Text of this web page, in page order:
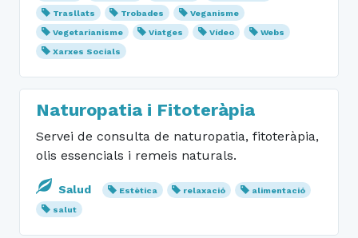
Trasllats
Trobades
Veganisme
Vegetarianisme
Viatges Vídeo
Webs
Xarxes Socials
Naturopatia i Fitoteràpia
Servei de consulta de naturopatia, fitoteràpia,
olis essencials i remeis naturals.
Salud Estètica relaxació
alimentació
salut